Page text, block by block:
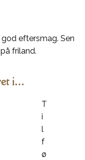
eftersmag. Sen
friland.
i…
T
i
l
f
ø